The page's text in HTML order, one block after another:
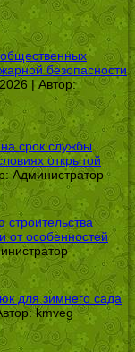
безопасности
| Автор:
срок службы
открытой
Администратор
строительства
от особенностей
для зимнего сада
kmveg